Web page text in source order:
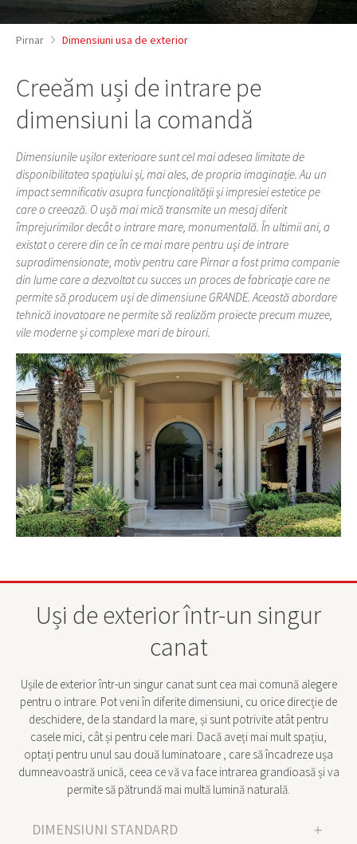
Pirnar Dimensiuni usa de exterior
Creeăm uși de intrare pe
dimensiuni la comandă
Dimensiunile ușilor exterioare sunt cel mai adesea limitate de
disponibilitatea spațiului și, mai ales, de propria imaginație. Au un
impact semnificativ asupra funcționalității și impresiei estetice pe
care o creează. O ușă mai mică transmite un mesaj diferit
împrejurimilor decât o intrare mare, monumentală. În ultimii ani, a
existat o cerere din ce în ce mai mare pentru uși de intrare
supradimensionate, motiv pentru care Pirnar a fost prima companie
din lume care a dezvoltat cu succes un proces de fabricație care ne
permite să producem uși de dimensiune GRANDE. Această abordare
tehnică inovatoare ne permite să realizăm proiecte precum muzee,
vile moderne și complexe mari de birouri.
Uși de exterior într-un singur
canat
Ușile de exterior într-un singur canat sunt cea mai comună alegere
pentru o intrare. Pot veni în diferite dimensiuni, cu orice direcție de
deschidere, de la standard la mare, și sunt potrivite atât pentru
casele mici, cât și pentru cele mari. Dacă aveți mai mult spațiu,
optați pentru unul sau două luminatoare , care să încadreze ușa
dumneavoastră unică, ceea ce vă va face intrarea grandioasă și va
permite să pătrundă mai multă lumină naturală.
DIMENSIUNI STANDARD